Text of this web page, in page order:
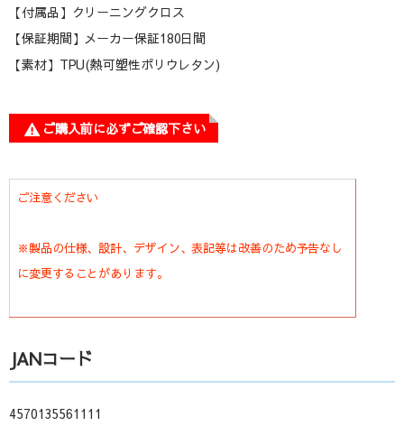
【付属品】クリーニングクロス
【保証期間】メーカー保証180日間
【素材】TPU(熱可塑性ポリウレタン)
ご購入前に必ずご確認下さい
ご注意ください
※製品の仕様、設計、デザイン、表記等は改善のため予告なし
に変更することがあります。
JANコード
4570135561111